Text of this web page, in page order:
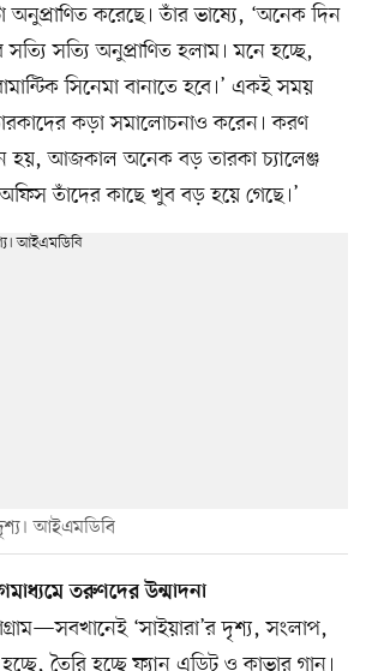
অনুপ্রাণিত করেছে। তাঁর ভাষ্যে, ‘অনেক দিন
সত্যি অনুপ্রাণিত হলাম। মনে হচ্ছে,
সিনেমা বানাতে হবে।’ একই সময়
কড়া সমালোচনাও করেন। করণ
হয়, আজকাল অনেক বড় তারকা চ্যালেঞ্জ
তাঁদের কাছে খুব বড় হয়ে গেছে।’
দৃশ্য। আইএমডিবি
তরুণদের উন্মাদনা
‘সাইয়ারা’র দৃশ্য, সংলাপ,
তৈরি হচ্ছে ফ্যান এডিট ও কাভার গান।